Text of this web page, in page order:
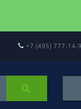
+7 (495) 777-14-